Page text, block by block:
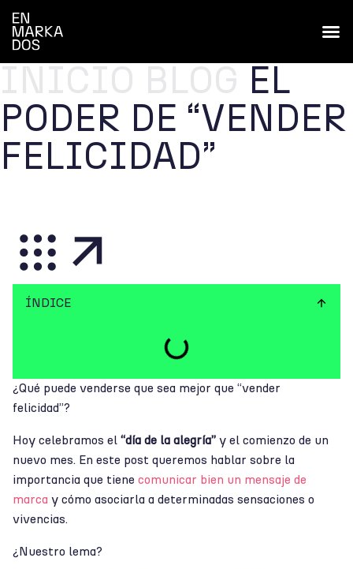
EL
PODER DE “VENDER
FELICIDAD”
ÍNDICE
¿Qué puede venderse que sea mejor que “vender
felicidad”?
Hoy celebramos el “día de la alegría” y el comienzo de un
nuevo mes. En este post queremos hablar sobre la
importancia que tiene comunicar bien un mensaje de
marca y cómo asociarla a determinadas sensaciones o
vivencias.
¿Nuestro lema?